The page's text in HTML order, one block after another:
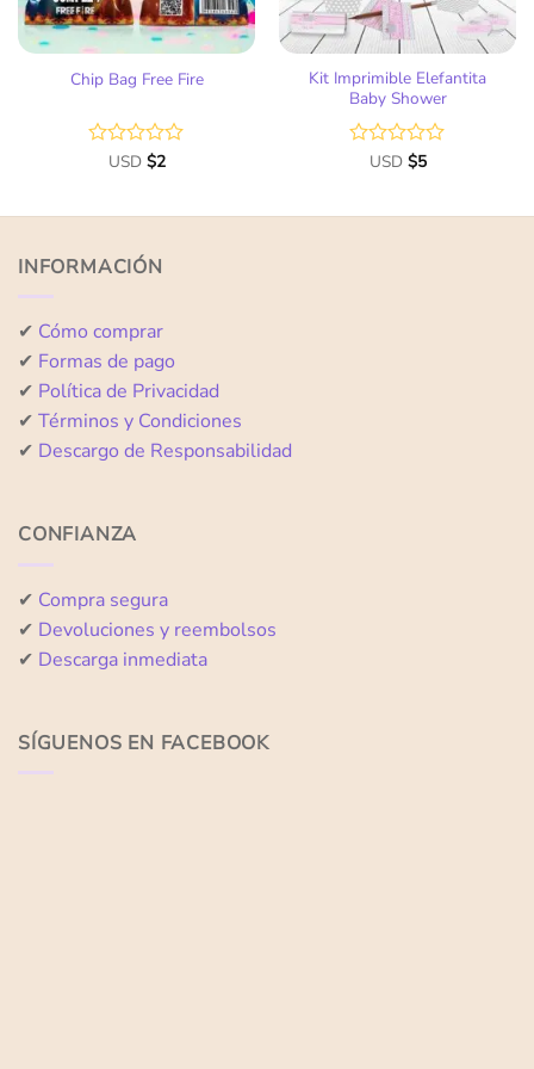
Chip Bag Free Fire
Valorado
de
USD $2
Kit Imprimible Elefantita
Baby Shower
Valorado
de
USD $5
INFORMACIÓN
✔ Cómo comprar
✔ Formas de pago
✔ Política de Privacidad
✔ Términos y Condiciones
✔ Descargo de Responsabilidad
CONFIANZA
✔ Compra segura
✔ Devoluciones y reembolsos
✔ Descarga inmediata
SÍGUENOS EN FACEBOOK